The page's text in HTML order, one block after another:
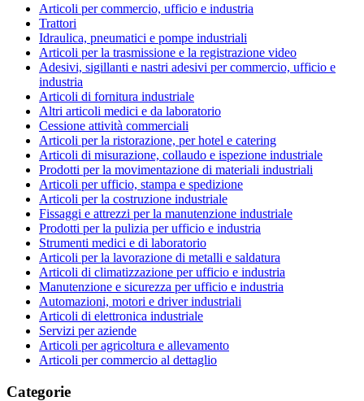
Articoli per commercio, ufficio e industria
Trattori
Idraulica, pneumatici e pompe industriali
Articoli per la trasmissione e la registrazione video
Adesivi, sigillanti e nastri adesivi per commercio, ufficio e
industria
Articoli di fornitura industriale
Altri articoli medici e da laboratorio
Cessione attività commerciali
Articoli per la ristorazione, per hotel e catering
Articoli di misurazione, collaudo e ispezione industriale
Prodotti per la movimentazione di materiali industriali
Articoli per ufficio, stampa e spedizione
Articoli per la costruzione industriale
Fissaggi e attrezzi per la manutenzione industriale
Prodotti per la pulizia per ufficio e industria
Strumenti medici e di laboratorio
Articoli per la lavorazione di metalli e saldatura
Articoli di climatizzazione per ufficio e industria
Manutenzione e sicurezza per ufficio e industria
Automazioni, motori e driver industriali
Articoli di elettronica industriale
Servizi per aziende
Articoli per agricoltura e allevamento
Articoli per commercio al dettaglio
Categorie